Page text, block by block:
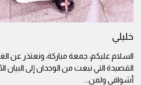
خليلي
السلام عليكم، جمعة مباركة، ونعتذر عن
القصيدة التي نبعت من الوجدان إلى البيان
أشواقي ولمن...